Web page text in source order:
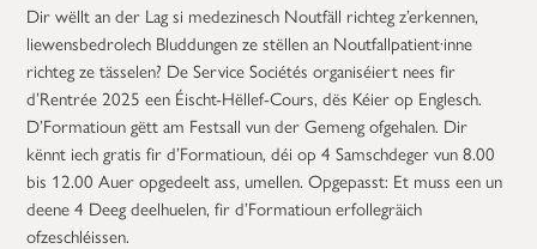
Dir wëllt an der Lag si medezinesch Noutfäll richteg z’erkennen,
liewensbedrolech Bluddungen ze stëllen an Noutfallpatient·inne
richteg ze tässelen? De Service Sociétés organiséiert nees fir
d’Rentrée 2025 een Éischt-Hëllef-Cours, dës Kéier op Englesch.
D’Formatioun gëtt am Festsall vun der Gemeng ofgehalen. Dir
kënnt iech gratis fir d’Formatioun, déi op 4 Samschdeger vun 8.00
bis 12.00 Auer opgedeelt ass, umellen. Opgepasst: Et muss een un
deene 4 Deeg deelhuelen, fir d’Formatioun erfollegräich
ofzeschléissen.